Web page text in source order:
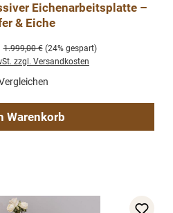
Eichenarbeitsplatte –
& Eiche
Regulärer Preis:
1.999,00 € (24% gespart)
zzgl. Versandkosten
Warenkorb